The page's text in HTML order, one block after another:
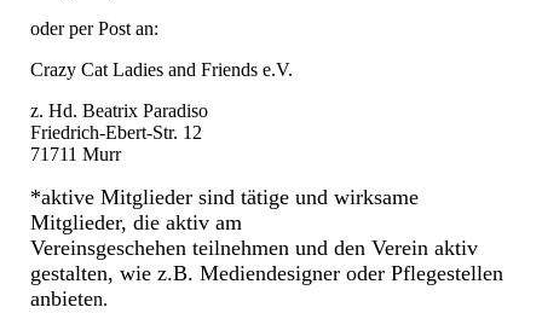
oder per Post an:
Crazy Cat Ladies and Friends e.V.
z. Hd. Beatrix Paradiso
Friedrich-Ebert-Str. 12
71711 Murr
*aktive Mitglieder sind tätige und wirksame
Mitglieder, die aktiv am
Vereinsgeschehen teilnehmen und den Verein aktiv
gestalten, wie z.B. Mediendesigner oder Pflegestellen
anbieten.